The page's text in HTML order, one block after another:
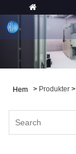
Hem > Produkter >